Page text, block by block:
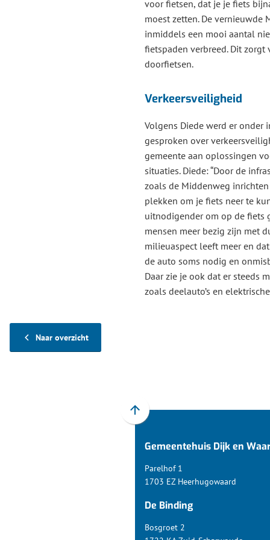
voor fietsen, dat je je fiets
moest zetten. De vernieuwde
inmiddels een mooi aantal
fietspaden verbreed. Dit
doorfietsen.
Verkeersveiligheid
Volgens Diede werd er onder
gesproken over
gemeente aan oplossingen
situaties. Diede: “Door de
zoals de Middenweg
plekken om je fiets neer te
uitnodigender om op de fiets
mensen meer bezig zijn met
milieuaspect leeft meer en
de auto soms nodig en
Daar zie je ook dat er steeds
zoals deelauto’s en elektrische
Naar overzicht
Scroll
boven
het
van
paginainhoud
Gemeentehuis Dijk en
Parelhof 1
1703 EZ Heerhugowaard
De Binding
Bosgroet 2